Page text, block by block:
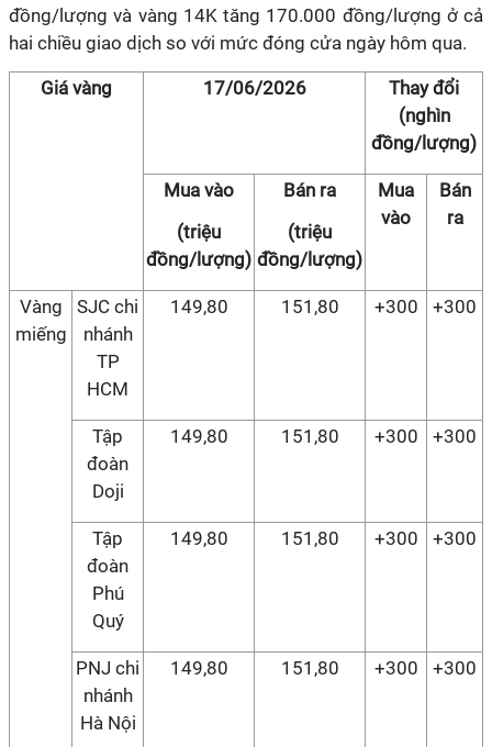
đồng/lượng và vàng 14K tăng 170.000 đồng/lượng ở cả
hai chiều giao dịch so với mức đóng cửa ngày hôm qua.
Giá vàng 17/06/2026
Thay đổi
(nghìn
đồng/lượng)
Mua vào
(triệu
đồng/lượng)
Bán ra
(triệu
đồng/lượng)
Mua
vào
Bán
ra
Vàng
miếng
SJC chi
nhánh
TP
HCM
149,80 151,80 +300 +300
Tập
đoàn
Doji
149,80 151,80 +300 +300
Tập
đoàn
Phú
Quý
149,80 151,80 +300 +300
PNJ chi
nhánh
Hà Nội
149,80 151,80 +300 +300